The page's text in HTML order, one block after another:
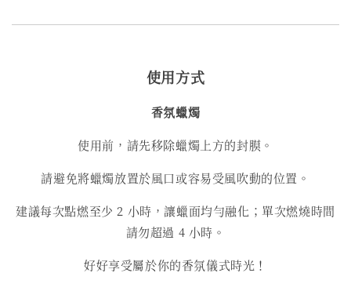
使用方式
香氛蠟燭
使用前，請先移除蠟燭上方的封膜。
請避免將蠟燭放置於風口或容易受風吹動的位置。
建議每次點燃至少 2 小時，讓蠟面均勻融化；單次燃燒時間
請勿超過 4 小時。
好好享受屬於你的香氛儀式時光！